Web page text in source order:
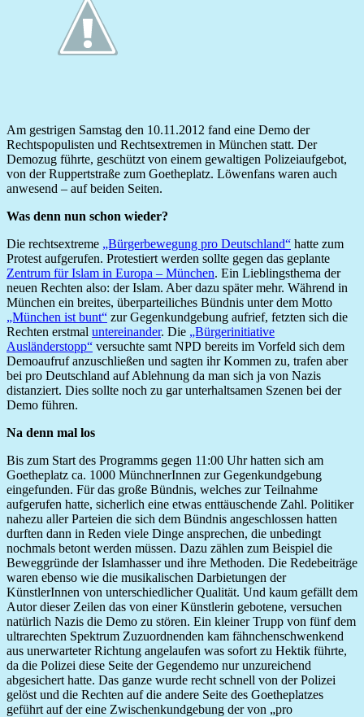
Am gestrigen Samstag den 10.11.2012 fand eine Demo der
Rechtspopulisten und Rechtsextremen in München statt. Der
Demozug führte, geschützt von einem gewaltigen Polizeiaufgebot,
von der Ruppertstraße zum Goetheplatz. Löwenfans waren auch
anwesend – auf beiden Seiten.
Was denn nun schon wieder?
Die rechtsextreme „Bürgerbewegung pro Deutschland“ hatte zum
Protest aufgerufen. Protestiert werden sollte gegen das geplante
Zentrum für Islam in Europa – München. Ein Lieblingsthema der
neuen Rechten also: der Islam. Aber dazu später mehr. Während in
München ein breites, überparteiliches Bündnis unter dem Motto
„München ist bunt“ zur Gegenkundgebung aufrief, fetzten sich die
Rechten erstmal untereinander. Die „Bürgerinitiative
Ausländerstopp“ versuchte samt NPD bereits im Vorfeld sich dem
Demoaufruf anzuschließen und sagten ihr Kommen zu, trafen aber
bei pro Deutschland auf Ablehnung da man sich ja von Nazis
distanziert. Dies sollte noch zu gar unterhaltsamen Szenen bei der
Demo führen.
Na denn mal los
Bis zum Start des Programms gegen 11:00 Uhr hatten sich am
Goetheplatz ca. 1000 MünchnerInnen zur Gegenkundgebung
eingefunden. Für das große Bündnis, welches zur Teilnahme
aufgerufen hatte, sicherlich eine etwas enttäuschende Zahl. Politiker
nahezu aller Parteien die sich dem Bündnis angeschlossen hatten
durften dann in Reden viele Dinge ansprechen, die unbedingt
nochmals betont werden müssen. Dazu zählen zum Beispiel die
Beweggründe der Islamhasser und ihre Methoden. Die Redebeiträge
waren ebenso wie die musikalischen Darbietungen der
KünstlerInnen von unterschiedlicher Qualität. Und kaum gefällt dem
Autor dieser Zeilen das von einer Künstlerin gebotene, versuchen
natürlich Nazis die Demo zu stören. Ein kleiner Trupp von fünf dem
ultrarechten Spektrum Zuzuordnenden kam fähnchenschwenkend
aus unerwarteter Richtung angelaufen was sofort zu Hektik führte,
da die Polizei diese Seite der Gegendemo nur unzureichend
abgesichert hatte. Das ganze wurde recht schnell von der Polizei
gelöst und die Rechten auf die andere Seite des Goetheplatzes
geführt auf der eine Zwischenkundgebung der von „pro